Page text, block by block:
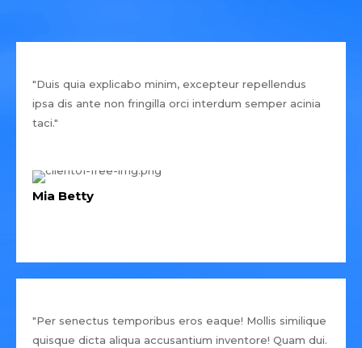
"Duis quia explicabo minim, excepteur repellendus
ipsa dis ante non fringilla orci interdum semper acinia
taci."
Mia Betty
"Per senectus temporibus eros eaque! Mollis similique
quisque dicta aliqua accusantium inventore! Quam dui.